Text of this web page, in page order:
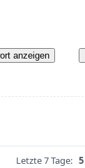
anzeigen
Letzte 7 Tage: 5